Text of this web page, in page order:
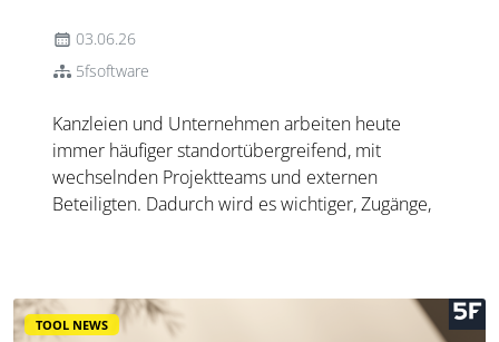
03.06.26
5fsoftware
Kanzleien und Unternehmen arbeiten heute
immer häufiger standortübergreifend, mit
wechselnden Projektteams und externen
Beteiligten. Dadurch wird es wichtiger, Zugänge,
TOOL NEWS